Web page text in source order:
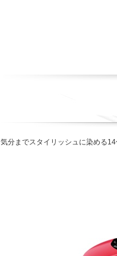
気分までスタイリッシュに染める